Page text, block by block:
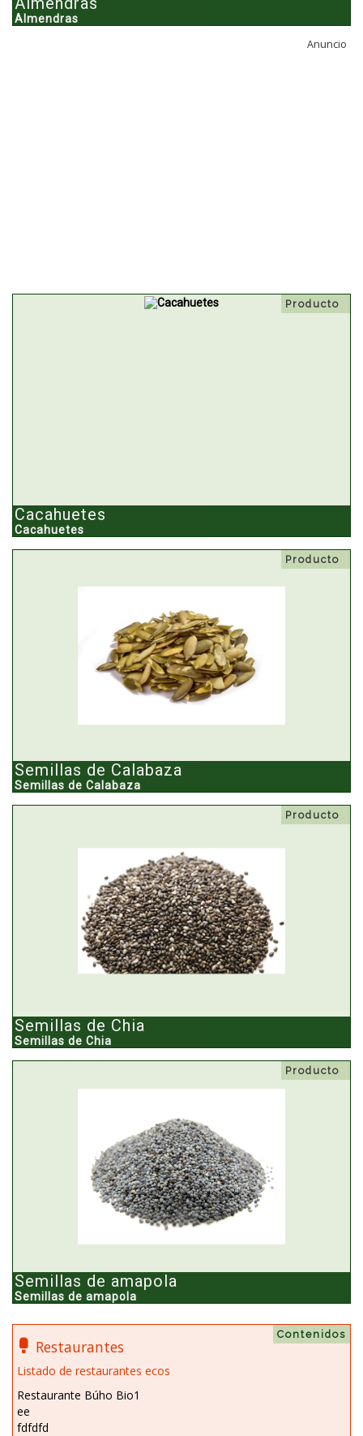
Almendras
Anuncio
Producto
Cacahuetes
Cacahuetes
Producto
Semillas de Calabaza
Semillas de Calabaza
Producto
Semillas de Chia
Semillas de Chia
Producto
Semillas de amapola
Semillas de amapola
Contenidos
Restaurantes
Listado de restaurantes ecos
Restaurante Búho Bio1
ee
fdfdfd